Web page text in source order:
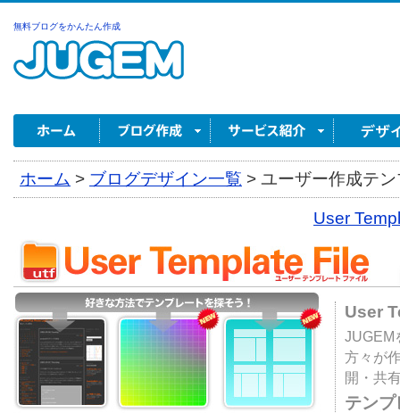
無料ブログをかんたん作成
ホーム > ブログデザイン一覧 > ユーザー作成テ
User
User
JUGEM
方々が
開・共
テン